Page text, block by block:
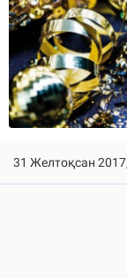
31 Желтоқсан